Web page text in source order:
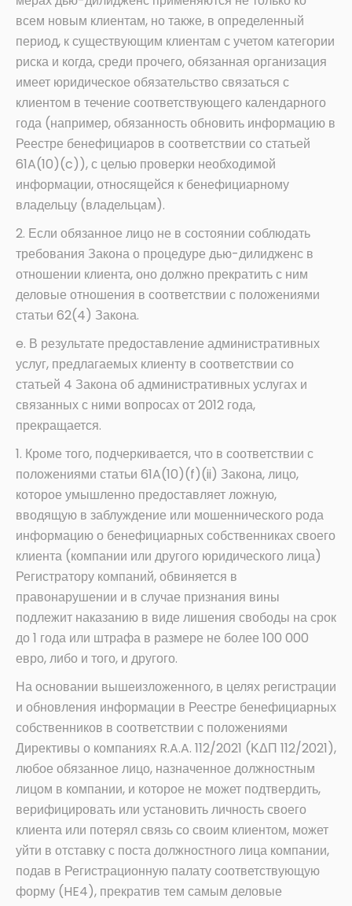
всем новым клиентам, но также, в определенный
период, к существующим клиентам с учетом категории
риска и когда, среди прочего, обязанная организация
имеет юридическое обязательство связаться с
клиентом в течение соответствующего календарного
года (например, обязанность обновить информацию в
Реестре бенефициаров в соответствии со статьей
61A(10)(c)), с целью проверки необходимой
информации, относящейся к бенефициарному
владельцу (владельцам).
2. Если обязанное лицо не в состоянии соблюдать
требования Закона о процедуре дью-дилидженс в
отношении клиента, оно должно прекратить с ним
деловые отношения в соответствии с положениями
статьи 62(4) Закона.
e. В результате предоставление административных
услуг, предлагаемых клиенту в соответствии со
статьей 4 Закона об административных услугах и
связанных с ними вопросах от 2012 года,
прекращается.
1. Кроме того, подчеркивается, что в соответствии с
положениями статьи 61A(10)(f)(ii) Закона, лицо,
которое умышленно предоставляет ложную,
вводящую в заблуждение или мошеннического рода
информацию о бенефициарных собственниках своего
клиента (компании или другого юридического лица)
Регистратору компаний, обвиняется в
правонарушении и в случае признания вины
подлежит наказанию в виде лишения свободы на срок
до 1 года или штрафа в размере не более 100 000
евро, либо и того, и другого.
На основании вышеизложенного, в целях регистрации
и обновления информации в Реестре бенефициарных
собственников в соответствии с положениями
Директивы о компаниях R.A.A. 112/2021 (ΚΔΠ 112/2021),
любое обязанное лицо, назначенное должностным
лицом в компании, и которое не может подтвердить,
верифицировать или установить личность своего
клиента или потерял связь со своим клиентом, может
уйти в отставку с поста должностного лица компании,
подав в Регистрационную палату соответствующую
форму (HE4), прекратив тем самым деловые